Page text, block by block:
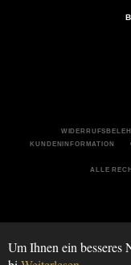
Um Ihnen ein besseres
KUNDENINFORMATION
ALLE